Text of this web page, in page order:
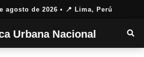
agosto de 2026 • 📍 Lima, Perú
Urbana Nacional